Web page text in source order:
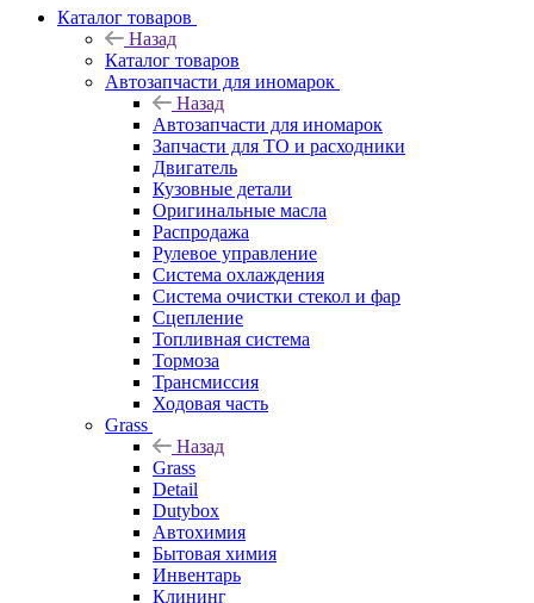
Каталог товаров
Назад
Каталог товаров
Автозапчасти для иномарок
Назад
Автозапчасти для иномарок
Запчасти для ТО и расходники
Двигатель
Кузовные детали
Оригинальные масла
Распродажа
Рулевое управление
Система охлаждения
Система очистки стекол и фар
Сцепление
Топливная система
Тормоза
Трансмиссия
Ходовая часть
Grass
Назад
Grass
Detail
Dutybox
Автохимия
Бытовая химия
Инвентарь
Клининг